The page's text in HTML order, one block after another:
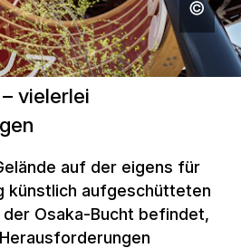
vielerlei
auf der eigens für
künstlich aufgeschütteten
der Osaka-Bucht befindet,